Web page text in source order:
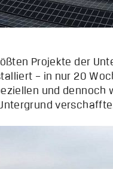
Projekte der
– in nur 20
und